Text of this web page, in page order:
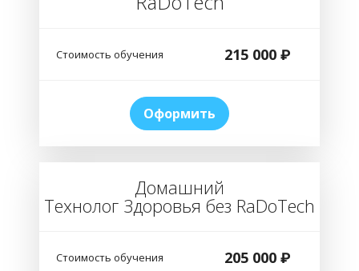
Стоимость обучения 215 000 ₽
Оформить
Домашний
Технолог Здоровья без RaDoTech
Стоимость обучения 205 000 ₽